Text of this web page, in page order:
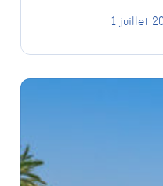
1 juillet